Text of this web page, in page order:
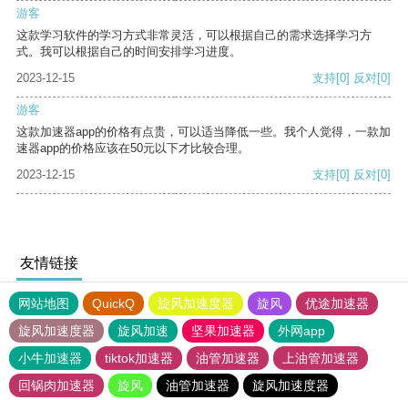
游客
这款学习软件的学习方式非常灵活，可以根据自己的需求选择学习方
式。我可以根据自己的时间安排学习进度。
2023-12-15
支持[0] 反对[0]
游客
这款加速器app的价格有点贵，可以适当降低一些。我个人觉得，一款加
速器app的价格应该在50元以下才比较合理。
2023-12-15
支持[0] 反对[0]
友情链接
网站地图 QuickQ 旋风加速度器 旋风
优途加速器
旋风加速度器
旋风加速 坚果加速器
外网app
小牛加速器
tiktok加速器 油管加速器
上油管加速器
回锅肉加速器
旋风 油管加速器 旋风加速度器